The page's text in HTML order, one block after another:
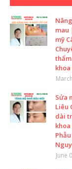
mau
mỹ
thẩm
khoa
Sửa
Liêu
dài
June